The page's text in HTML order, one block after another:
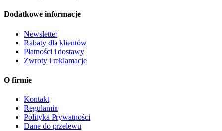
Dodatkowe informacje
Newsletter
Rabaty dla klientów
Płatności i dostawy
Zwroty i reklamacje
O firmie
Kontakt
Regulamin
Polityka Prywatności
Dane do przelewu